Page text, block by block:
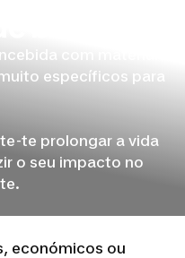
btt?
com materiais
específicos para
te prolongar a vida
o seu impacto no
económicos ou